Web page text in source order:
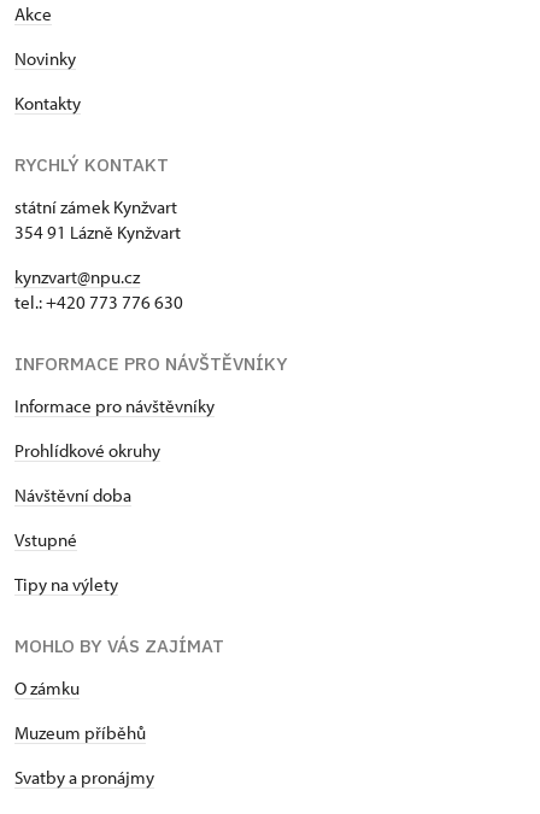
Akce
Novinky
Kontakty
RYCHLÝ KONTAKT
státní zámek Kynžvart
354 91 Lázně Kynžvart
kynzvart@npu.cz
tel.: +420 773 776 630
INFORMACE PRO NÁVŠTĚVNÍKY
Informace pro návštěvníky
Prohlídkové okruhy
Návštěvní doba
Vstupné
Tipy na výlety
MOHLO BY VÁS ZAJÍMAT
O zámku
Muzeum příběhů
Svatby a pronájmy